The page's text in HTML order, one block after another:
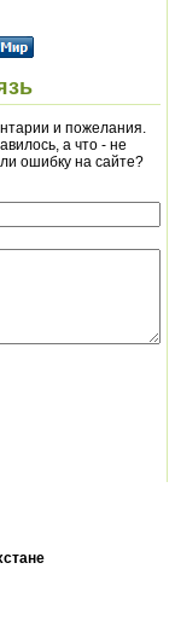
и пожелания.
а что - не
ошибку на сайте?